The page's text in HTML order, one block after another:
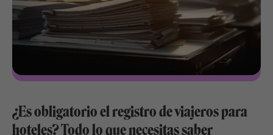
¿Es obligatorio el registro de viajeros para
hoteles? Todo lo que necesitas saber